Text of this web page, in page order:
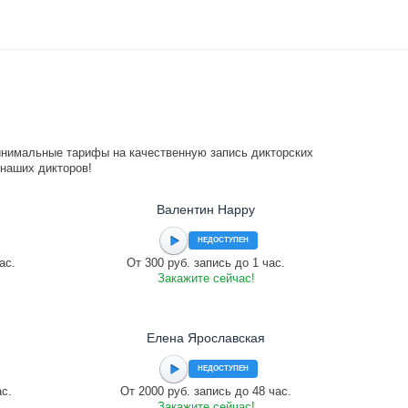
тарифы на качественную запись дикторских
дикторов!
Валентин Happy
НЕДОСТУПЕН
От 300 руб. запись до 1 час.
Закажите сейчас!
Елена Ярославская
НЕДОСТУПЕН
От 2000 руб. запись до 48 час.